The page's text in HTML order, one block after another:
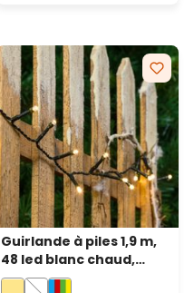
Guirlande à piles 1,9 m,
48 led blanc chaud,
câble vert